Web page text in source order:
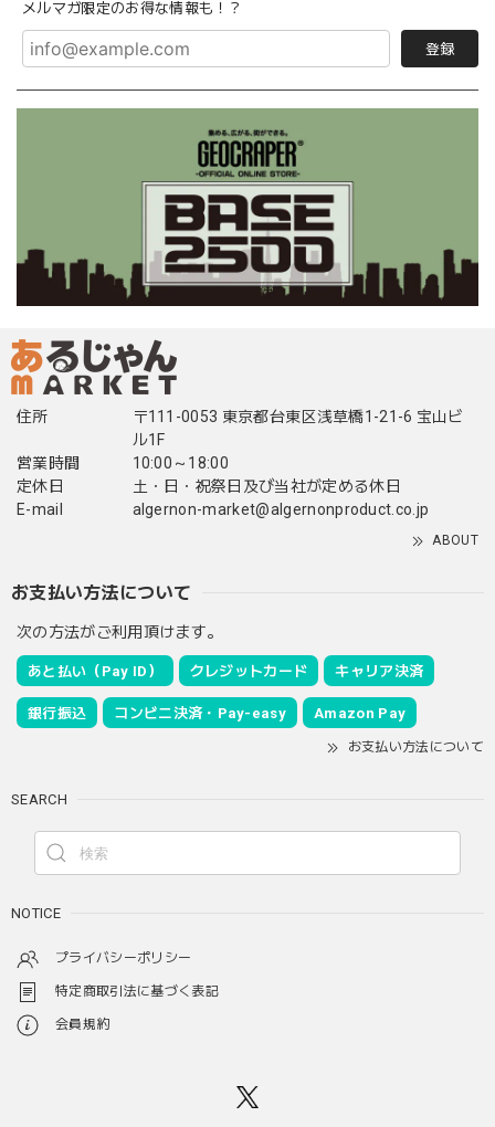
メルマガ限定のお得な情報も！？
登録
住所
〒111-0053 東京都台東区浅草橋1-21-6 宝山ビ
ル1F
営業時間
10:00～18:00
定休日
土・日・祝祭日及び当社が定める休日
E-mail
algernon-market@algernonproduct.co.jp
ABOUT
お支払い方法について
次の方法がご利用頂けます。
あと払い（Pay ID） クレジットカード キャリア決済
銀行振込 コンビニ決済・Pay-easy Amazon Pay
お支払い方法について
SEARCH
NOTICE
プライバシーポリシー
特定商取引法に基づく表記
会員規約